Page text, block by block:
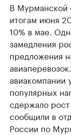
В Мурманской
итогам июня
10% в мае.
замедления
предложения
авиакомпании
популярных
сдержало
сообщили в
России по